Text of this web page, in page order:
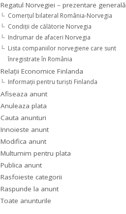
Regatul Norvegiei – prezentare generală
Comerţul bilateral România-Norvegia
Condiții de călătorie Norvegia
Indrumar de afaceri Norvegia
Lista companiilor norvegiene care sunt
înregistrate în România
Relaţii Economice Finlanda
Informaţii pentru turişti Finlanda
Afiseaza anunt
Anuleaza plata
Cauta anunturi
Innoieste anunt
Modifica anunt
Multumim pentru plata
Publica anunt
Rasfoieste categorii
Raspunde la anunt
Toate anunturile